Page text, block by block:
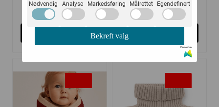
1.700,- 1.105,- 1.700,- 1.105,-
Nødvendig Analyse Markedsføring Målrettet Egendefinert
Bekreft valg
Drevet av